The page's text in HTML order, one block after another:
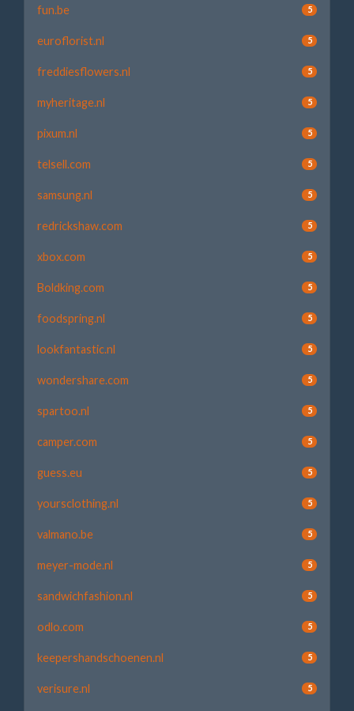
fun.be 5
euroflorist.nl 5
freddiesflowers.nl 5
myheritage.nl 5
pixum.nl 5
telsell.com 5
samsung.nl 5
redrickshaw.com 5
xbox.com 5
Boldking.com 5
foodspring.nl 5
lookfantastic.nl 5
wondershare.com 5
spartoo.nl 5
camper.com 5
guess.eu 5
yoursclothing.nl 5
valmano.be 5
meyer-mode.nl 5
sandwichfashion.nl 5
odlo.com 5
keepershandschoenen.nl 5
verisure.nl 5